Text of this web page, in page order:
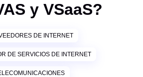
y VSaaS?
DE INTERNET
DE SERVICIOS DE INTERNET